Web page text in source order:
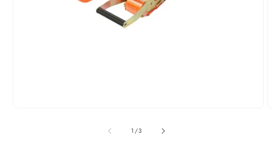
1/din
3